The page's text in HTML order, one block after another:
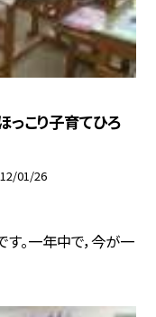
ほっこり子育てひろ
01/26
す。一年中で，今が一